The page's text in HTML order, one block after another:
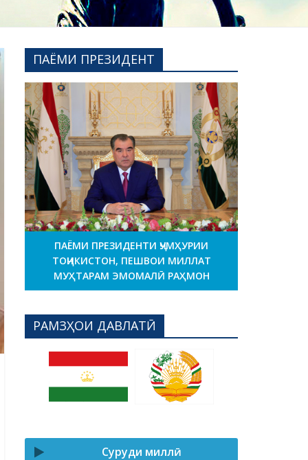
ПАЁМИ ПРЕЗИДЕНТ
ПАЁМИ ПРЕЗИДЕНТИ ҶУМҲУРИИ
ТОҶИКИСТОН, ПЕШВОИ МИЛЛАТ
МУҲТАРАМ ЭМОМАЛӢ РАҲМОН
РАМЗҲОИ ДАВЛАТӢ
Суруди миллӣ